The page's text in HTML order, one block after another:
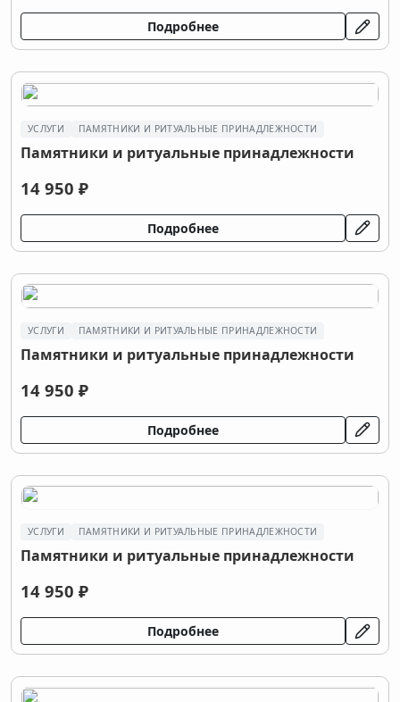
Подробнее
УСЛУГИ ПАМЯТНИКИ И РИТУАЛЬНЫЕ ПРИНАДЛЕЖНОСТИ
Памятники и ритуальные принадлежности
14 950 ₽
Подробнее
УСЛУГИ ПАМЯТНИКИ И РИТУАЛЬНЫЕ ПРИНАДЛЕЖНОСТИ
Памятники и ритуальные принадлежности
14 950 ₽
Подробнее
УСЛУГИ ПАМЯТНИКИ И РИТУАЛЬНЫЕ ПРИНАДЛЕЖНОСТИ
Памятники и ритуальные принадлежности
14 950 ₽
Подробнее